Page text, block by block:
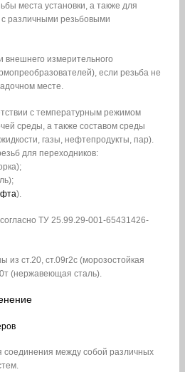
места установки, а также для
различными резьбовыми
внешнего измерительного
если резьба не
месте.
с температурным режимом
среды, а также составом среды
газы, нефтепродукты, пар).
для переходников:
).
ТУ 25.99.29-001-65431426-
из ст.20, ст.09г2с (морозостойкая
(нержавеющая сталь).
соединения между собой различных